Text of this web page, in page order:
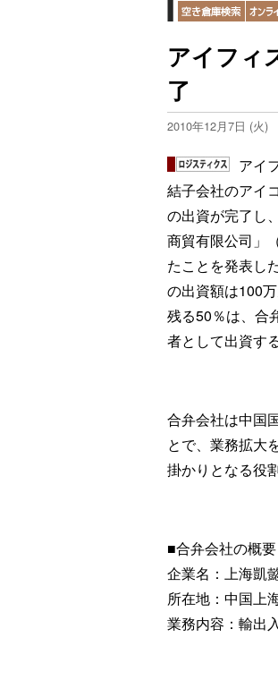
アイフィ
了
2010年12月7日 (火)
アイ
結子会社のアイ
の出資が完了し
商貿有限公司」
たことを発表し
の出資額は100
残る50％は、合
者として出資する
合弁会社は中国
とで、業務拡大
掛かりとなる役
■合弁会社の概要
企業名：上海凱
所在地：中国上
業務内容：輸出